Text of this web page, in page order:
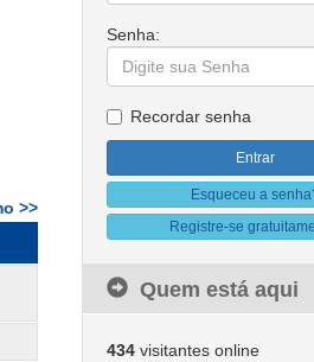
>>
Senha:
Recordar senha
Esqueceu a
Registre-se
Quem está aqui
434visitantes online